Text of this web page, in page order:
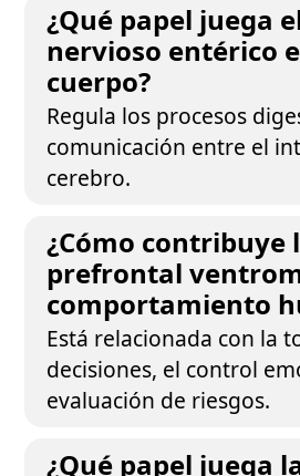
¿Qué papel juega
nervioso entérico
cuerpo?
Regula los procesos
comunicación entre el
cerebro.
¿Cómo contribuye
prefrontal
comportamiento
Está relacionada con la
decisiones, el control
evaluación de riesgos.
¿Qué papel juega